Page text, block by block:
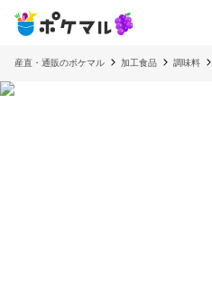
産直・通販のポケマル 加工食品 調味料